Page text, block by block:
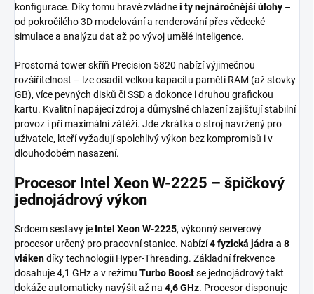
konfigurace. Díky tomu hravě zvládnei ty nejnáročnější úlohy –
od pokročilého 3D modelování a renderování přes vědecké
simulace a analýzu dat až po vývoj umělé inteligence.
Prostorná tower skříň Precision 5820 nabízí výjimečnou
rozšiřitelnost – lze osadit velkou kapacitu paměti RAM (až stovky
GB), více pevných disků či SSD a dokonce i druhou grafickou
kartu. Kvalitní napájecí zdroj a důmyslné chlazení zajišťují stabilní
provoz i při maximální zátěži. Jde zkrátka o stroj navržený pro
uživatele, kteří vyžadují spolehlivý výkon bez kompromisů i v
dlouhodobém nasazení.
Procesor Intel Xeon W-2225 – špičkový
jednojádrový výkon
Srdcem sestavy je Intel Xeon W-2225, výkonný serverový
procesor určený pro pracovní stanice. Nabízí4 fyzická jádra a 8
vlákendíky technologii Hyper-Threading. Základní frekvence
dosahuje 4,1 GHz a v režimu Turbo Boostse jednojádrový takt
dokáže automaticky navýšit až na 4,6 GHz. Procesor disponuje